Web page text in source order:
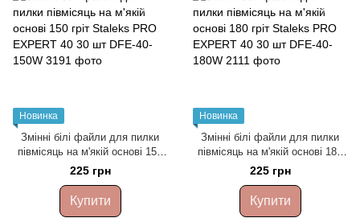
Новинка
Змінні білі файли для пилки
півмісяць на м'якій основі 150
гріт Staleks PRO EXPERT 40
30 шт DFE-40-150W
225 грн
Купити
Новинка
Змінні білі файли для пилки
півмісяць на м'якій основі 180
гріт Staleks PRO EXPERT 40
30 шт DFE-40-180W
225 грн
Купити